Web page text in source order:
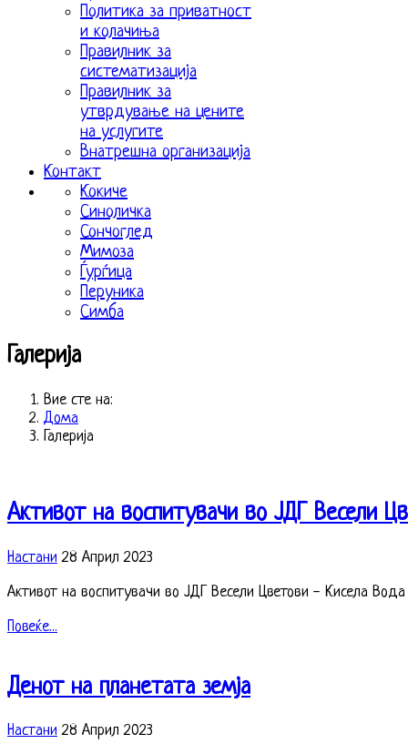
Политика за приватност
и колачиња
Правилник за
систематизација
Правилник за
утврдување на цените
на услугите
Внатрешна организација
Контакт
Кокиче
Синоличка
Сончоглед
Мимоза
Ѓурѓица
Перуника
Симба
Галерија
Вие сте на:
Дома
Галерија
Активот на воспитувачи во ЈДГ Весели
Настани 28 Април 2023
Активот на воспитувачи во ЈДГ Весели Цветови - Кисела
Повеќе...
Денот на планетата земја
Настани 28 Април 2023